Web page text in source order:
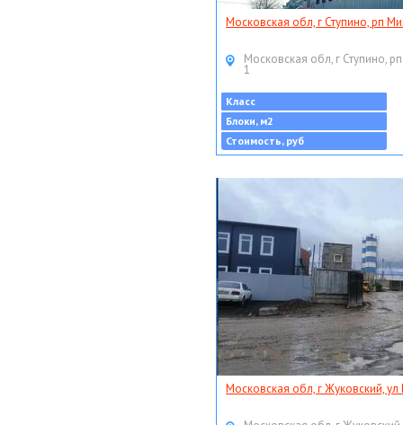
Московская обл, г Ступино, рп
Московская обл, г Ступино,
1
Класс
Блоки, м2
Стоимость, руб
Московская обл, г Жуковский,